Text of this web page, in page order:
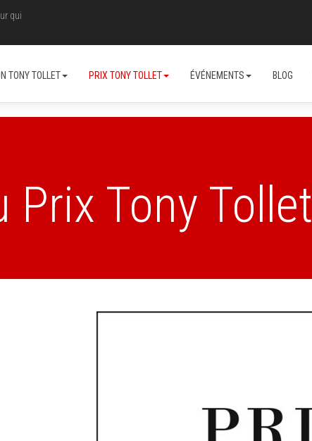
qui
TONY TOLLET PRIX TONY TOLLET ÉVÉNEMENTS BLOG
Prix Tony Tollet